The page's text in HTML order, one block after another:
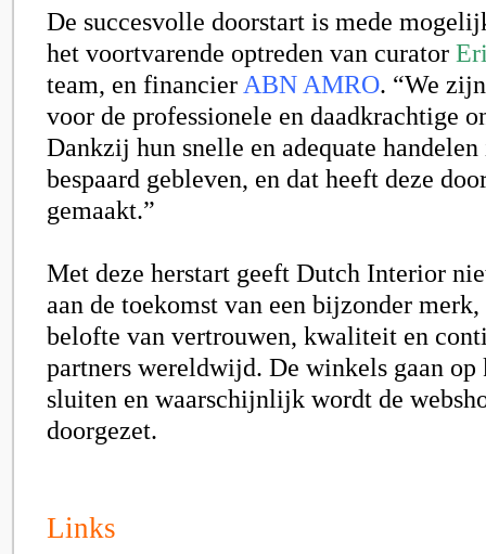
De succesvolle doorstart is mede
het voortvarende optreden van curator
team, en financier ABN AMRO. “We
voor de professionele en daadkrachtige
Dankzij hun snelle en adequate
bespaard gebleven, en dat heeft deze
gemaakt.”
Met deze herstart geeft Dutch Interior
aan de toekomst van een bijzonder
belofte van vertrouwen, kwaliteit en
partners wereldwijd. De winkels gaan
sluiten en waarschijnlijk wordt de
doorgezet.
Links